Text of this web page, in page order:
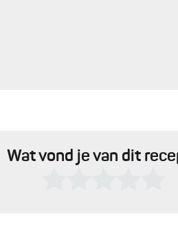
Wat vond je van dit